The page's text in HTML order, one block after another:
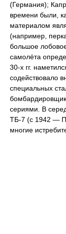
(Германия);
времени были,
материалом
(например,
большое
самолёта
30-х гг.
содействовало
специальных
сериями. В
ТБ-7 (с 1942 —
многие